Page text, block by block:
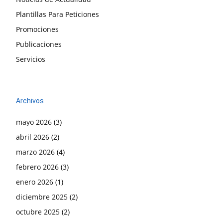
Plantillas Para Peticiones
Promociones
Publicaciones
Servicios
Archivos
mayo 2026 (3)
abril 2026 (2)
marzo 2026 (4)
febrero 2026 (3)
enero 2026 (1)
diciembre 2025 (2)
octubre 2025 (2)